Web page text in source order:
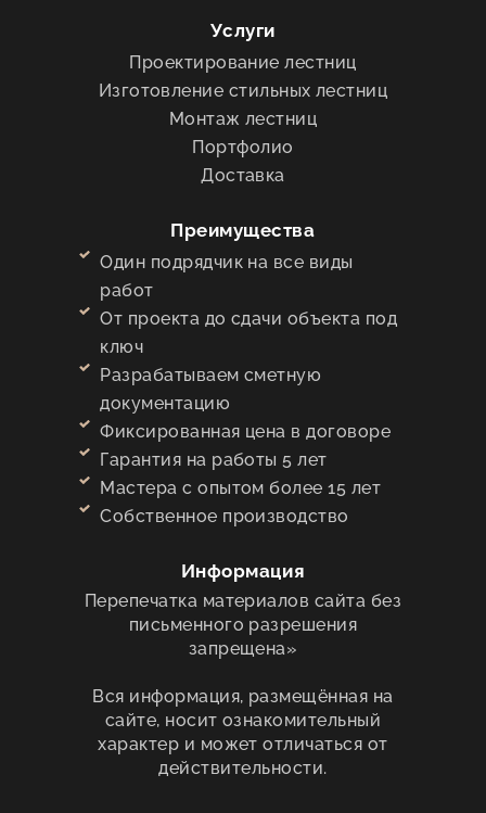
Услуги
Проектирование лестниц
Изготовление стильных лестниц
Монтаж лестниц
Портфолио
Доставка
Преимущества
Один подрядчик на все виды
работ
От проекта до сдачи объекта под
ключ
Разрабатываем сметную
документацию
Фиксированная цена в договоре
Гарантия на работы 5 лет
Мастера с опытом более 15 лет
Собственное производство
Информация
Перепечатка материалов сайта без
письменного разрешения
запрещена»
Вся информация, размещённая на
сайте, носит ознакомительный
характер и может отличаться от
действительности.